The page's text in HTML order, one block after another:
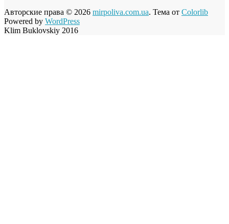
Авторские права © 2026 mirpoliva.com.ua. Тема от Colorlib
Powered by WordPress
Klim Buklovskiy 2016